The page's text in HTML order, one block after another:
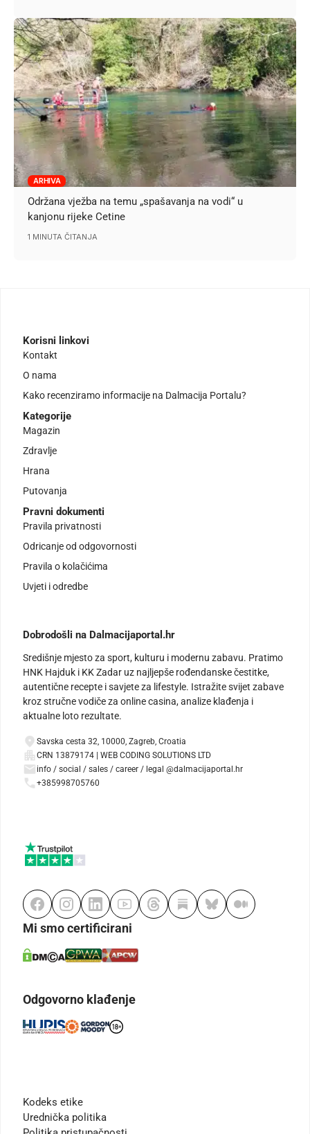
ARHIVA
Održana vježba na temu „spašavanja na vodi“ u
kanjonu rijeke Cetine
1 MINUTA ČITANJA
Korisni linkovi
Kontakt
O nama
Kako recenziramo informacije na Dalmacija Portalu?
Kategorije
Magazin
Zdravlje
Hrana
Putovanja
Pravni dokumenti
Pravila privatnosti
Odricanje od odgovornosti
Pravila o kolačićima
Uvjeti i odredbe
Dobrodošli na Dalmacijaportal.hr
Središnje mjesto za sport, kulturu i modernu zabavu. Pratimo
HNK Hajduk i KK Zadar uz najljepše rođendanske čestitke,
autentične recepte i savjete za lifestyle. Istražite svijet zabave
kroz stručne vodiče za online casina, analize klađenja i
aktualne loto rezultate.
Savska cesta 32, 10000, Zagreb, Croatia
CRN 13879174 | WEB CODING SOLUTIONS LTD
info / social / sales / career / legal @dalmacijaportal.hr
+385998705760
Mi smo certificirani
Odgovorno klađenje
Kodeks etike
Urednička politika